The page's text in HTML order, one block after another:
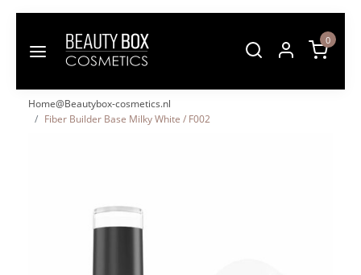
0
Home@Beautybox-cosmetics.nl
Fiber Builder Base Milky White / F002